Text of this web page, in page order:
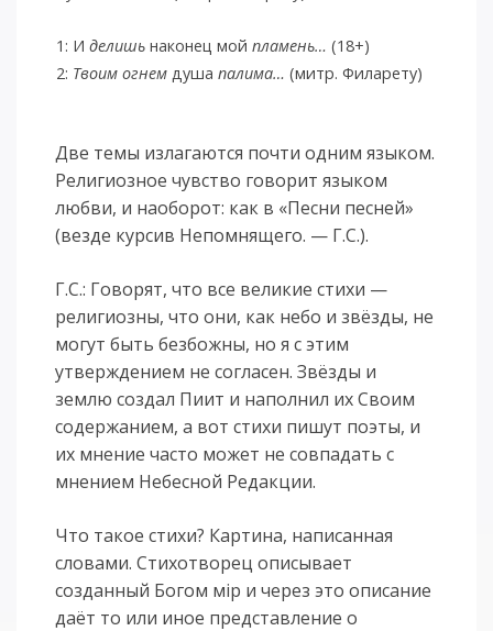
1: И делишьнаконец мой пламень… (18+)
2: Твоим огнемдуша палима… (митр. Филарету)
Две темы излагаются почти одним языком.
Религиозное чувство говорит языком
любви, и наоборот: как в «Песни песней»
(везде курсив Непомнящего. — Г.С.).
Г.С.: Говорят, что все великие стихи —
религиозны, что они, как небо и звёзды, не
могут быть безбожны, но я с этим
утверждением не согласен. Звёзды и
землю создал Пиит и наполнил их Своим
содержанием, а вот стихи пишут поэты, и
их мнение часто может не совпадать с
мнением Небесной Редакции.
Что такое стихи? Картина, написанная
словами. Стихотворец описывает
созданный Богом мiр и через это описание
даёт то или иное представление о